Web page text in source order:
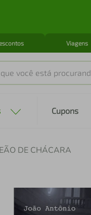
Viagens
você está procurando?
Cupons
DE CHÁCARA